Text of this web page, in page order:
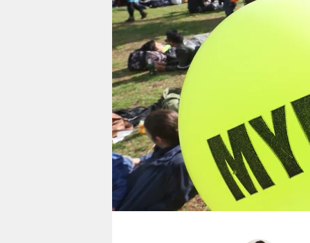
wahrheit
verlag
verlag
veranstaltungen
shop
fragen & hilfe
unterstützen
abo